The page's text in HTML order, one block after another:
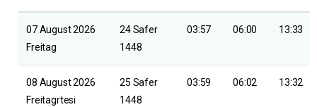
07 August 2026
Freitag
24 Safer
1448
03:57 06:00 13:33
08 August 2026
Freitagrtesi
25 Safer
1448
03:59 06:02 13:32